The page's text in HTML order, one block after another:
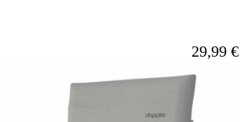
Ab
29,99 €